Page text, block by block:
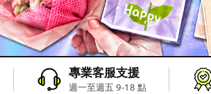
專業客服支援
週一至週五 9-18 點